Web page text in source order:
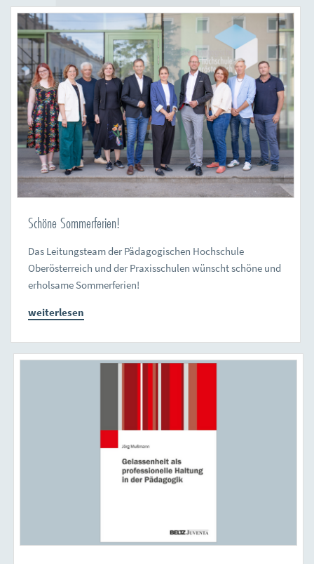
Schöne Sommerferien!
Das Leitungsteam der Pädagogischen Hochschule
Oberösterreich und der Praxisschulen wünscht schöne und
erholsame Sommerferien!
weiterlesen